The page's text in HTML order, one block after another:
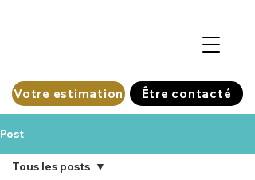
Votre estimation Être contacté
Post
Tous les posts